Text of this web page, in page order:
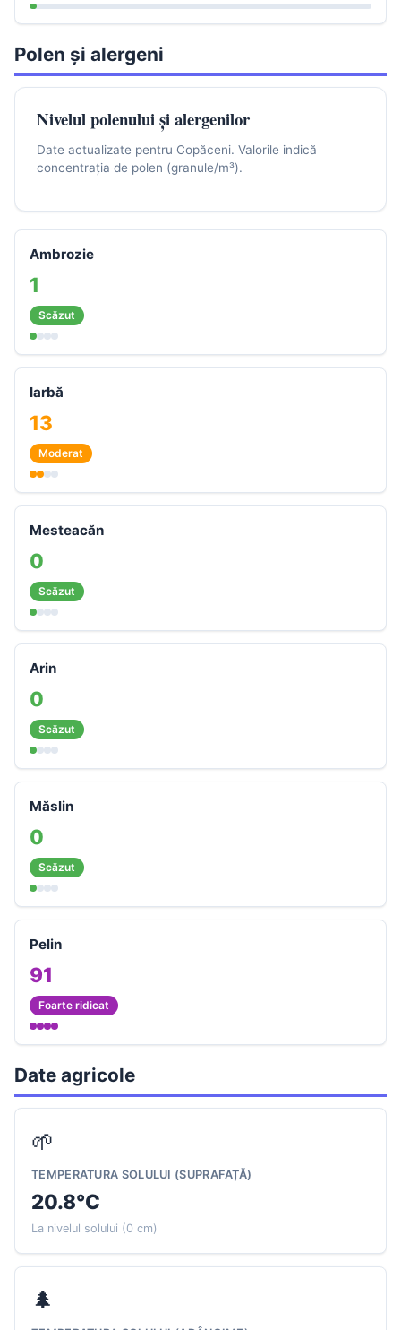
Polen și alergeni
Nivelul polenului și alergenilor
Date actualizate pentru Copăceni. Valorile indică
concentrația de polen (granule/m³).
Ambrozie
1
Scăzut
Iarbă
13
Moderat
Mesteacăn
0
Scăzut
Arin
0
Scăzut
Măslin
0
Scăzut
Pelin
91
Foarte ridicat
Date agricole
🌱
TEMPERATURA SOLULUI (SUPRAFAȚĂ)
20.8°C
La nivelul solului (0 cm)
🌲